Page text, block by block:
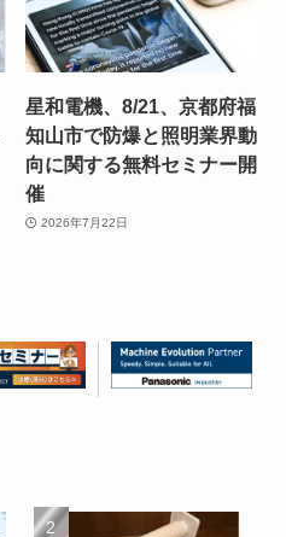
星和電機、8/21、京都府福
知山市で防爆と照明業界動
向に関する無料セミナー開
催
2026年7月22日